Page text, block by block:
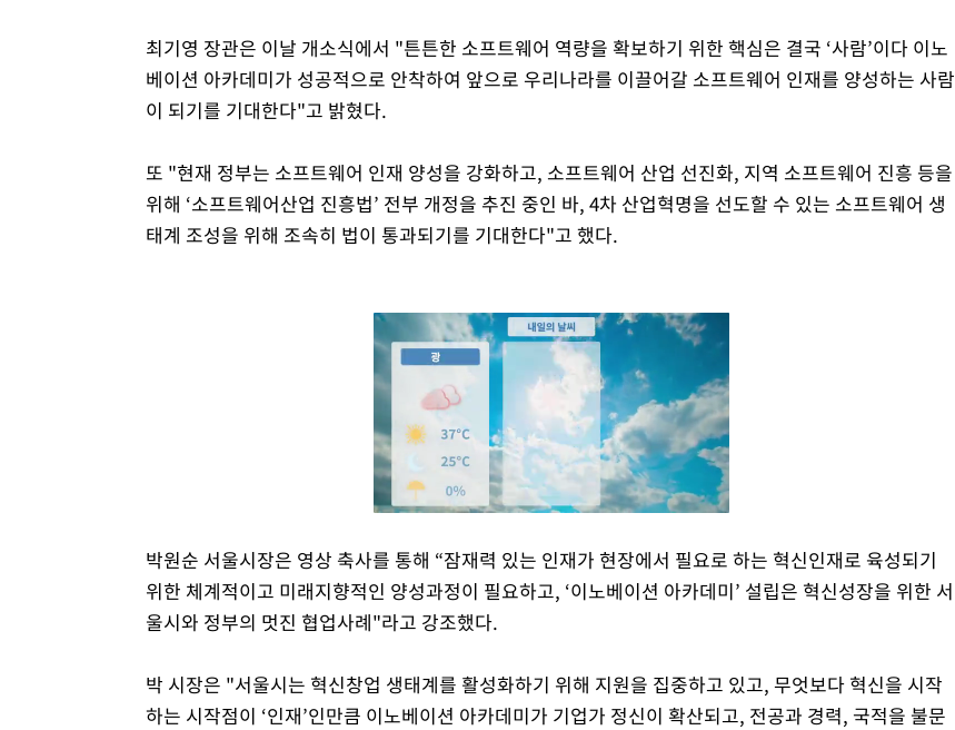
최기영 장관은 이날 개소식에서 "튼튼한 소프트웨어 역량을 확보하기 위한 핵심은 결국 ‘사람’이다 이노
베이션 아카데미가 성공적으로 안착하여 앞으로 우리나라를 이끌어갈 소프트웨어 인재를 양성하는 사람
이 되기를 기대한다"고 밝혔다.
또 "현재 정부는 소프트웨어 인재 양성을 강화하고, 소프트웨어 산업 선진화, 지역 소프트웨어 진흥 등을
위해 ‘소프트웨어산업 진흥법’ 전부 개정을 추진 중인 바, 4차 산업혁명을 선도할 수 있는 소프트웨어 생
태계 조성을 위해 조속히 법이 통과되기를 기대한다"고 했다.
Mute
박원순 서울시장은 영상 축사를 통해 “잠재력 있는 인재가 현장에서 필요로 하는 혁신인재로 육성되기
위한 체계적이고 미래지향적인 양성과정이 필요하고, ‘이노베이션 아카데미’ 설립은 혁신성장을 위한 서
울시와 정부의 멋진 협업사례"라고 강조했다.
박 시장은 "서울시는 혁신창업 생태계를 활성화하기 위해 지원을 집중하고 있고, 무엇보다 혁신을 시작
하는 시작점이 ‘인재’인만큼 이노베이션 아카데미가 기업가 정신이 확산되고, 전공과 경력, 국적을 불문